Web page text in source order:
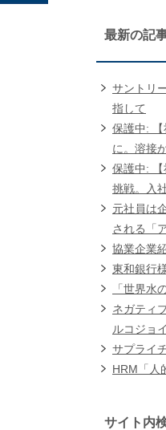
最新の記
サントリ
指して
保護中:
に。溶接
保護中:
挑戦。入
元社員は
される「
協業企業
東和銀行
「世界水
ネガティ
ルコジョ
サプライ
HRM「人
サイト内